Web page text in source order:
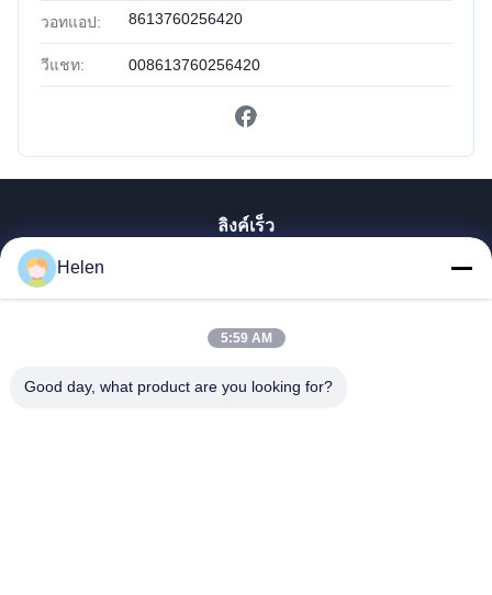
วอทแอป: 8613760256420
วีแชท: 008613760256420
ลิงค์เร็ว
สินค้า
เกี่ยวกับเรา
Helen
5:59 AM
Good day, what product are you looking for?